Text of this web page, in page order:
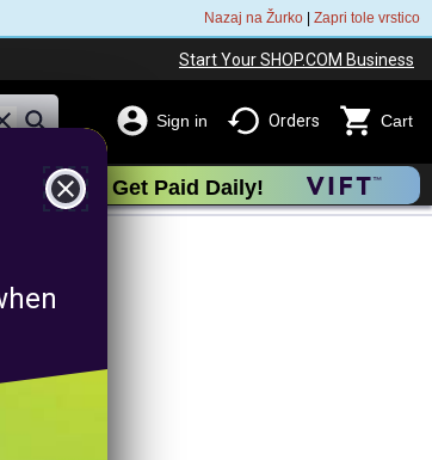
Nazaj na Žurko Zapri tole vrstico